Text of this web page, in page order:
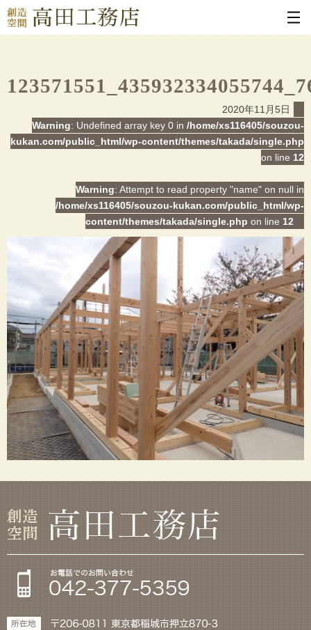
2020年11月5日
Warning: Undefined array key 0 in /home/xs116405/souzou-
kukan.com/public_html/wp-content/themes/takada/single.php
on line 12
Warning: Attempt to read property "name" on null in
/home/xs116405/souzou-kukan.com/public_html/wp-
content/themes/takada/single.php on line 12